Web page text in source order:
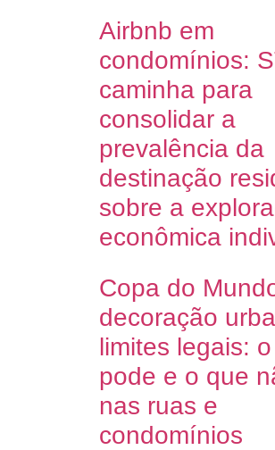
Airbnb em
condomínios:
caminha para
consolidar a
prevalência da
destinação
sobre a
econômica
Copa do
decoração
limites legais:
pode e o que
nas ruas e
condomínios